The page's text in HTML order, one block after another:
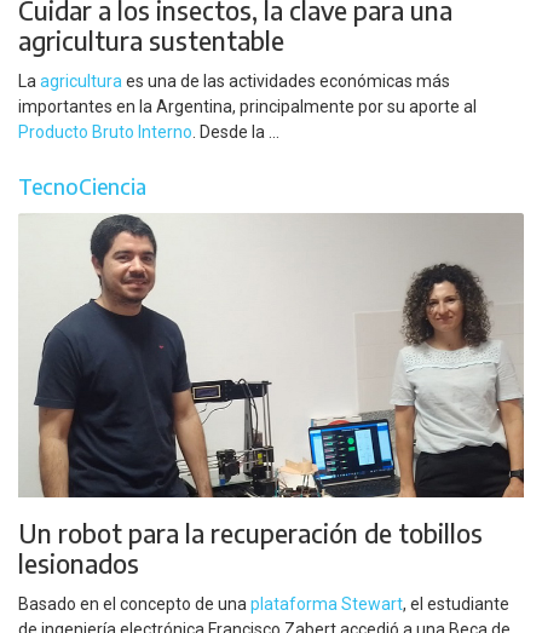
Cuidar a los insectos, la clave para una
agricultura sustentable
La agricultura es una de las actividades económicas más
importantes en la Argentina, principalmente por su aporte al
Producto Bruto Interno . Desde la ...
TecnoCiencia
Un robot para la recuperación de tobillos
lesionados
Basado en el concepto de una plataforma Stewart, el estudiante
de ingeniería electrónica Francisco Zabert accedió a una Beca de